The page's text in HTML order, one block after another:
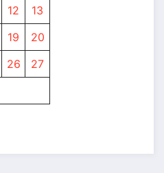
12
13
19
20
26
27